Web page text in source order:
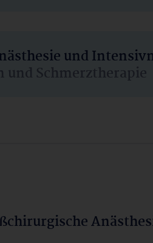
und
Schmerztherapie